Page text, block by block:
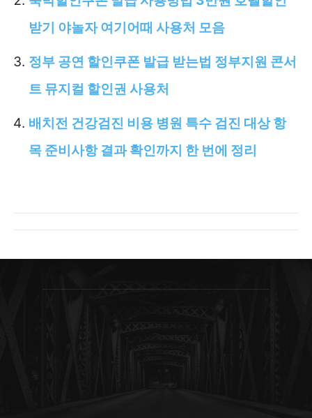
받기 야놀자 여기어때 사용처 모음
정부 공연 할인쿠폰 발급 받는법 정부지원 콘서
트 뮤지컬 할인권 사용처
배치전 건강검진 비용 병원 특수 검진 대상 항
목 준비사항 결과 확인까지 한 번에 정리